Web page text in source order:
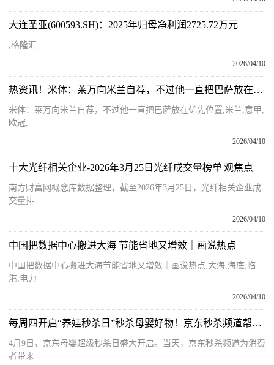
大连圣亚(600593.SH)：2025年归母净利润2725.72万元
,格隆汇
2026/04/10
热资讯！米体：莱万向米兰自荐，不过他一直把巴萨放在优先位置
米体：莱万向米兰自荐，不过他一直把巴萨放在优先位置,米兰,意甲,
欧冠,
2026/04/10
十大光纤相关企业-2026年3月25日光纤成交量榜单|观焦点
南方财富网概念库数据整理，截至2026年3月25日，光纤相关企业成
交量排
2026/04/10
中国把数据中心搬进大海 节能省地又增效｜画说热点
中国把数据中心搬进大海节能省地又增效｜画说热点,大海,海底,临
港,电力
2026/04/10
每周四开启“养娃秒杀日”秒杀母婴好物！京东秒杀频道帮宝爸宝妈省心又省钱
4月9日，京东母婴超级秒杀日盛大开启。当天，京东秒杀频道为消费
者带来